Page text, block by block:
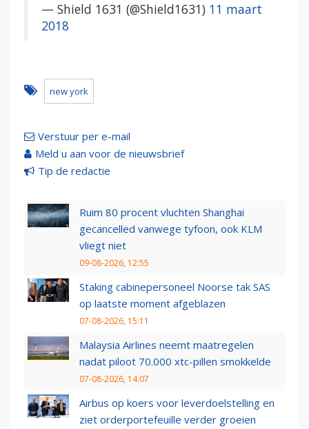
— Shield 1631 (@Shield1631) 11 maart
2018
new york
Verstuur per e-mail
Meld u aan voor de nieuwsbrief
Tip de redactie
Ruim 80 procent vluchten Shanghai
gecancelled vanwege tyfoon, ook KLM
vliegt niet
09-08-2026, 12:55
Staking cabinepersoneel Noorse tak SAS
op laatste moment afgeblazen
07-08-2026, 15:11
Malaysia Airlines neemt maatregelen
nadat piloot 70.000 xtc-pillen smokkelde
07-08-2026, 14:07
Airbus op koers voor leverdoelstelling en
ziet orderportefeuille verder groeien